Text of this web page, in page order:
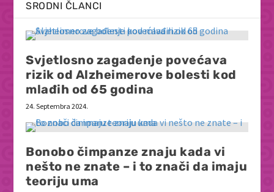
SRODNI ČLANCI
Svjetlosno zagađenje povećava
rizik od Alzheimerove bolesti kod
mlađih od 65 godina
24. Septembra 2024.
Bonobo čimpanze znaju kada vi
nešto ne znate – i to znači da imaju
teoriju uma